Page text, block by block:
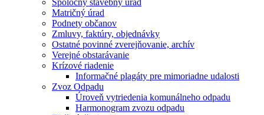
Spoločný stavebný úrad
Matričný úrad
Podnety občanov
Zmluvy, faktúry, objednávky
Ostatné povinné zverejňovanie, archív
Verejné obstarávanie
Krízové riadenie
Informačné plagáty pre mimoriadne udalosti
Zvoz Odpadu
Úroveň vytriedenia komunálneho odpadu
Harmonogram zvozu odpadu